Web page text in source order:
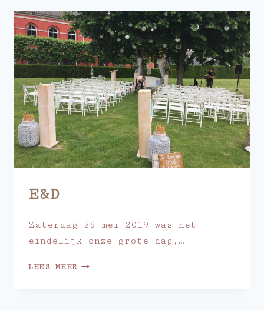
E&D
Zaterdag 25 mei 2019 was het
eindelijk onze grote dag,…
LEES MEER E&D